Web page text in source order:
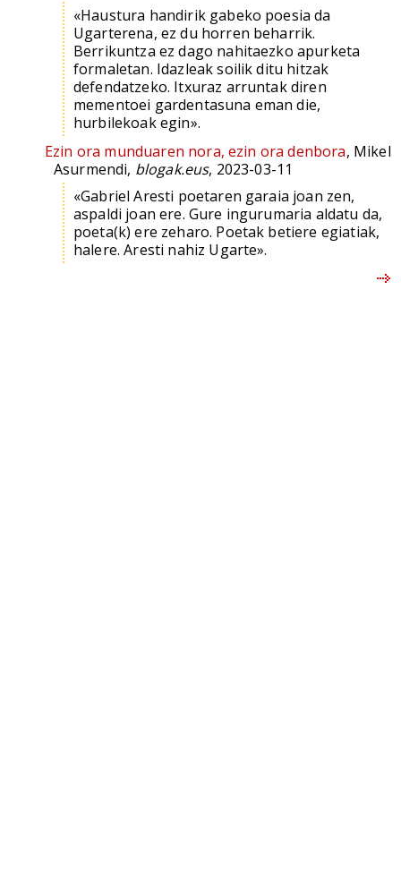
«Haustura handirik gabeko poesia da
Ugarterena, ez du horren beharrik.
Berrikuntza ez dago nahitaezko apurketa
formaletan. Idazleak soilik ditu hitzak
defendatzeko. Itxuraz arruntak diren
mementoei gardentasuna eman die,
hurbilekoak egin».
Ezin ora munduaren nora, ezin ora denbora, Mikel
Asurmendi, blogak.eus, 2023-03-11
«Gabriel Aresti poetaren garaia joan zen,
aspaldi joan ere. Gure ingurumaria aldatu da,
poeta(k) ere zeharo. Poetak betiere egiatiak,
halere. Aresti nahiz Ugarte».